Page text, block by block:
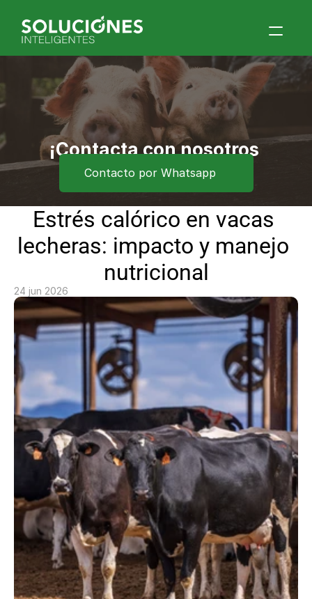
Home
Quiénes Somos
Productos
Blog
Contacto
Eventos
¡Contacta con nosotros
ahora!
Contacto por Whatsapp
Estrés calórico en vacas
lecheras: impacto y manejo
nutricional
24 jun 2026